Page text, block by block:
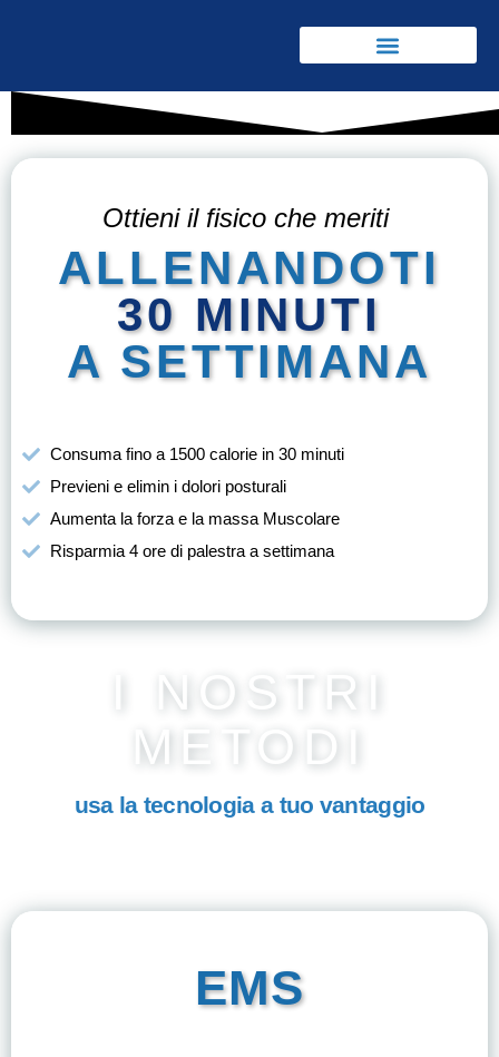
Ottieni il fisico che meriti
ALLENANDOTI
30 MINUTI
A SETTIMANA
Consuma fino a 1500 calorie in 30 minuti
Previeni e elimin i dolori posturali
Aumenta la forza e la massa Muscolare
Risparmia 4 ore di palestra a settimana
I NOSTRI
METODI
usa la tecnologia a tuo vantaggio
EMS